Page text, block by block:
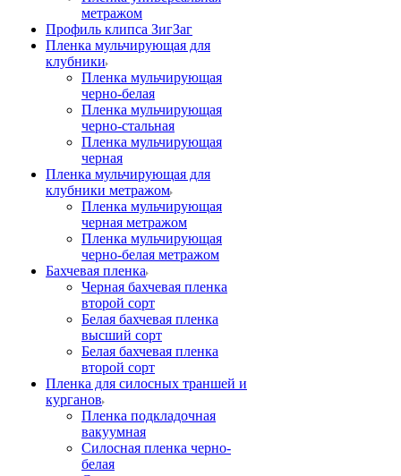
метражом
Профиль клипса ЗигЗаг
Пленка мульчирующая для
клубники
Пленка мульчирующая
черно-белая
Пленка мульчирующая
черно-стальная
Пленка мульчирующая
черная
Пленка мульчирующая для
клубники метражом
Пленка мульчирующая
черная метражом
Пленка мульчирующая
черно-белая метражом
Бахчевая пленка
Черная бахчевая пленка
второй сорт
Белая бахчевая пленка
высший сорт
Белая бахчевая пленка
второй сорт
Пленка для силосных траншей и
курганов
Пленка подкладочная
вакуумная
Силосная пленка черно-
белая